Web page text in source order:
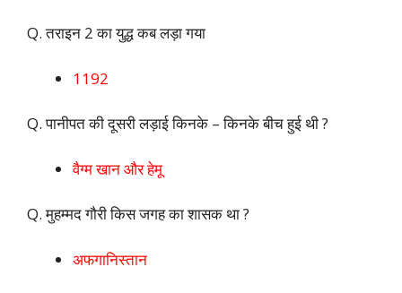
Q. तराइन 2 का युद्ध कब लड़ा गया
1192
Q. पानीपत की दूसरी लड़ाई किनके – किनके बीच हुई थी ?
वैग्म खान और हेमू
Q. मुहम्मद गौरी किस जगह का शासक था ?
अफगानिस्तान